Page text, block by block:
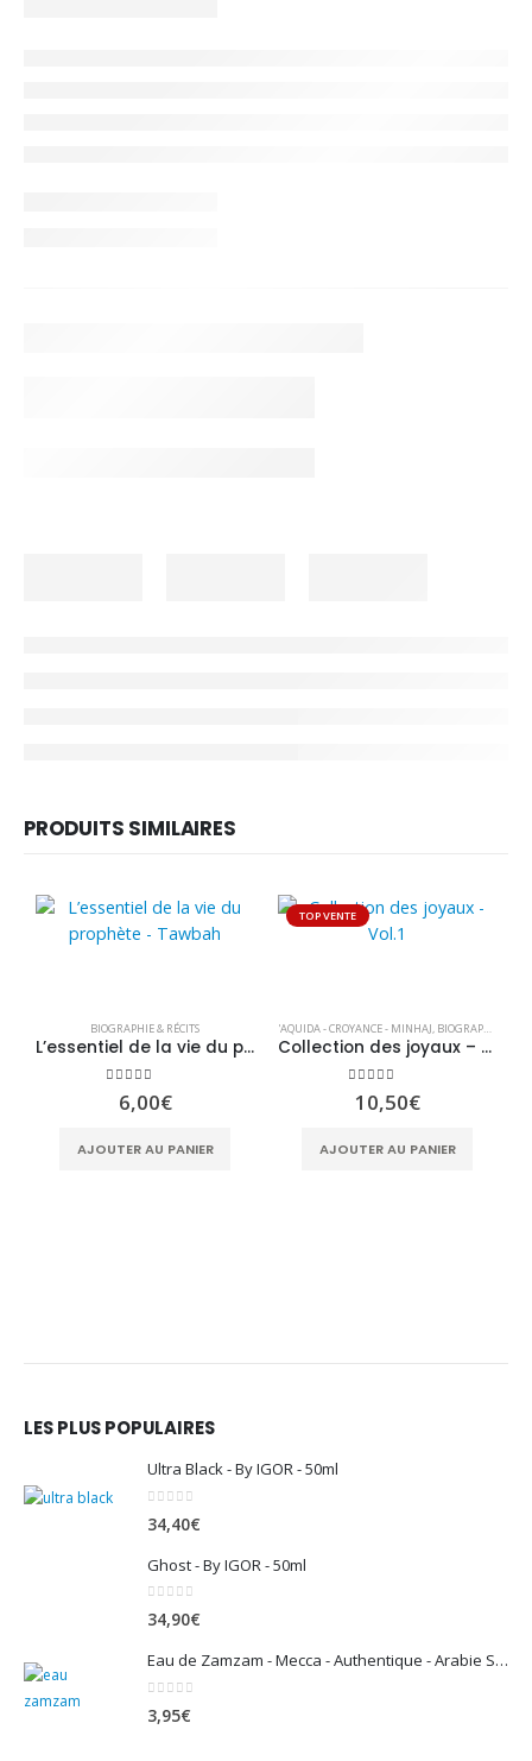
PRODUITS SIMILAIRES
BIOGRAPHIE & RÉCITS
L’essentiel de la vie du prophète – Tawbah
5.00 sur 5
6,00€
AJOUTER AU PANIER
TOP VENTE
'AQUIDA - CROYANCE - MINHAJ, BIOGRAPHIE & RÉCITS
Collection des joyaux – Vol.1
5.00 sur 5
10,50€
AJOUTER AU PANIER
LES PLUS POPULAIRES
Ultra Black - By IGOR - 50ml
34,40€
Ghost - By IGOR - 50ml
0 sur 5
34,90€
Eau de Zamzam - Mecca - Authentique - Arabie Saoudite - 500 ml
3,95€